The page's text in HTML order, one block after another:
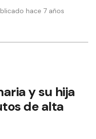
hace 7 años
y su hija
de alta